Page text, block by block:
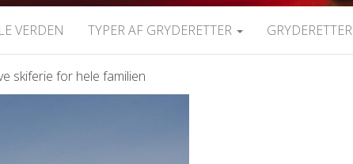
VERDEN TYPER AF GRYDERETTER GRYDERETTER
skiferie for hele familien